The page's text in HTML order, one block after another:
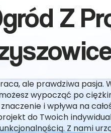
Z
ale prawdziwa pasja.
wypocząć po
i wpływa na
do Twoich
Z nami